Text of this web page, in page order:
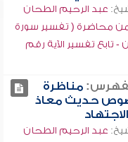
عبد الرحيم الطحان
محاضرة ( تفسير سورة
- تابع تفسير الآية رقم
مناظرة
حديث معاذ
عبد الرحيم الطحان